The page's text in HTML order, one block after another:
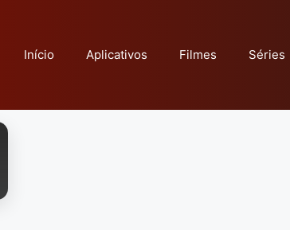
Início Aplicativos Filmes Séries